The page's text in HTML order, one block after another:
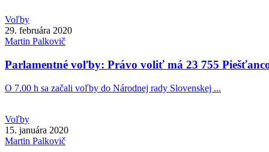
Voľby
29. februára 2020
Martin Palkovič
Parlamentné voľby: Právo voliť má 23 755
O 7.00 h sa začali voľby do Národnej rady Slovenskej ...
Voľby
15. januára 2020
Martin Palkovič